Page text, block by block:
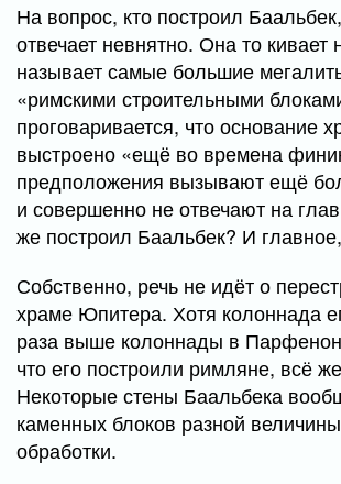
На вопрос, кто построил
отвечает невнятно. Она то кивает
называет самые большие
«римскими строительными
проговаривается, что основание
выстроено «ещё во времена
предположения вызывают ещё
и совершенно не отвечают на
же построил Баальбек? И
Собственно, речь не идёт о
храме Юпитера. Хотя колоннада
раза выше колоннады в
что его построили римляне, всё
Некоторые стены Баальбека
каменных блоков разной
обработки.